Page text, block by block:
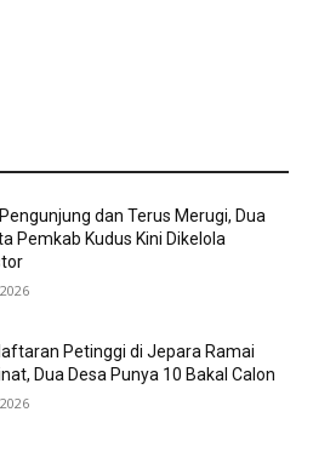
dan Terus Merugi, Dua
Pemkab Kudus Kini Dikelola
Petinggi di Jepara Ramai
Dua Desa Punya 10 Bakal Calon